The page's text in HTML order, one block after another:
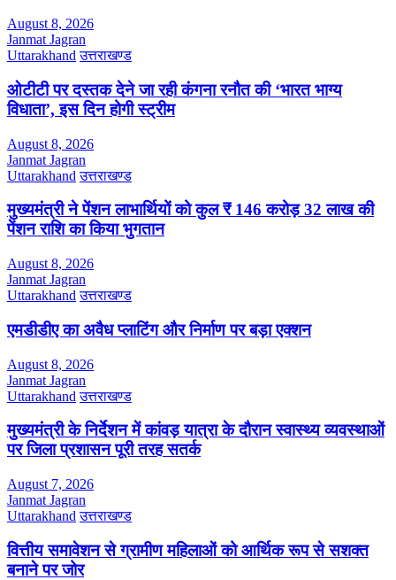
August 8, 2026
Janmat Jagran
Uttarakhand उत्तराखण्ड
ओटीटी पर दस्तक देने जा रही कंगना रनौत की ‘भारत भाग्य
विधाता’, इस दिन होगी स्ट्रीम
August 8, 2026
Janmat Jagran
Uttarakhand उत्तराखण्ड
मुख्यमंत्री ने पेंशन लाभार्थियों को कुल ₹ 146 करोड़ 32 लाख की
पेंशन राशि का किया भुगतान
August 8, 2026
Janmat Jagran
Uttarakhand उत्तराखण्ड
एमडीडीए का अवैध प्लाटिंग और निर्माण पर बड़ा एक्शन
August 8, 2026
Janmat Jagran
Uttarakhand उत्तराखण्ड
मुख्यमंत्री के निर्देशन में कांवड़ यात्रा के दौरान स्वास्थ्य व्यवस्थाओं
पर जिला प्रशासन पूरी तरह सतर्क
August 7, 2026
Janmat Jagran
Uttarakhand उत्तराखण्ड
वित्तीय समावेशन से ग्रामीण महिलाओं को आर्थिक रूप से सशक्त
बनाने पर जोर